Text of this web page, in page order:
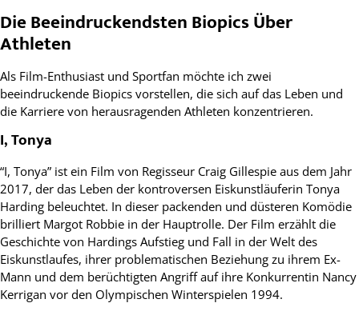
Die Beeindruckendsten Biopics Über
Athleten
Als Film-Enthusiast und Sportfan möchte ich zwei
beeindruckende Biopics vorstellen, die sich auf das Leben und
die Karriere von herausragenden Athleten konzentrieren.
I, Tonya
“I, Tonya” ist ein Film von Regisseur Craig Gillespie aus dem Jahr
2017, der das Leben der kontroversen Eiskunstläuferin Tonya
Harding beleuchtet. In dieser packenden und düsteren Komödie
brilliert Margot Robbie in der Hauptrolle. Der Film erzählt die
Geschichte von Hardings Aufstieg und Fall in der Welt des
Eiskunstlaufes, ihrer problematischen Beziehung zu ihrem Ex-
Mann und dem berüchtigten Angriff auf ihre Konkurrentin Nancy
Kerrigan vor den Olympischen Winterspielen 1994.